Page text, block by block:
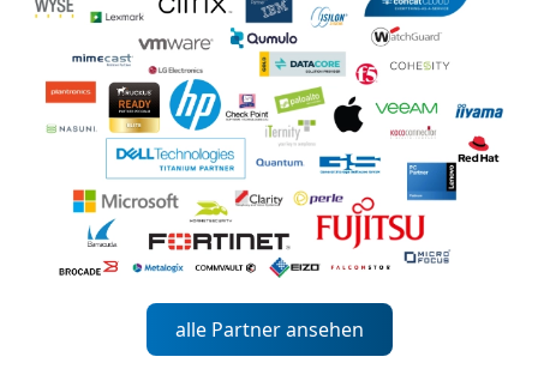
alle Partner ansehen